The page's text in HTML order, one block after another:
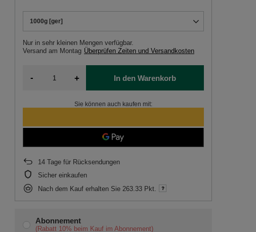
Abonnement
(Rabatt 10% beim Kauf im Abonnement)
1000g [ger]
Nur in sehr kleinen Mengen verfügbar
Versandam Montag Überprüfen Zeiten und Versandkosten
- + In den Warenkorb
Sie können auch kaufen mit:
14 Tage für Rücksendungen
Sicher einkaufen
Nach dem Kauf erhalten Sie 263.33 Pkt.